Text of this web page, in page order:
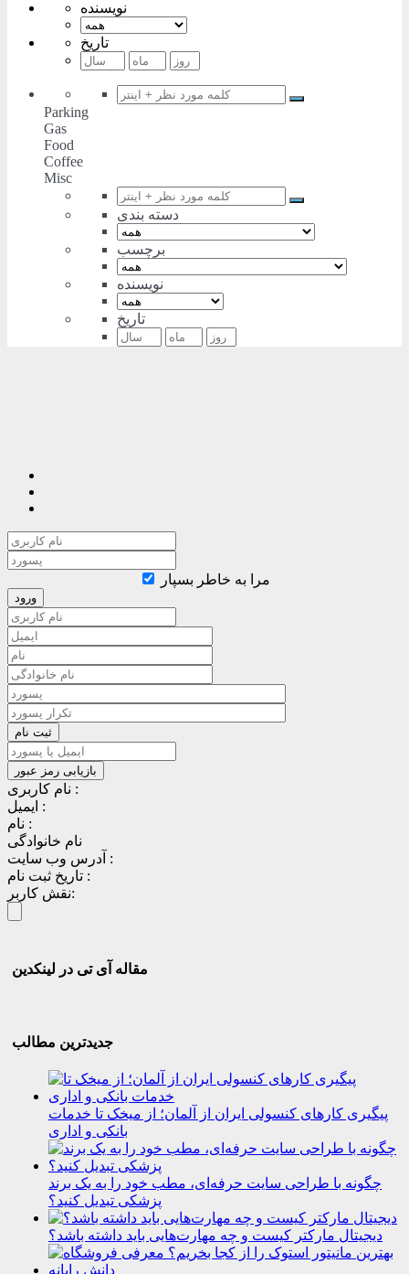
نویسنده
تاریخ
Parking
Gas
Food
Coffee
Misc
دسته بندی
برچسب
نویسنده
تاریخ
مرا به خاطر بسپار
نام کاربری :
ایمیل :
نام :
نام خانوادگی
آدرس وب سایت :
تاریخ ثبت نام :
نقش کاربر:
مقاله آی تی در لینکدین
جدیدترین مطالب
پیگیری کارهای کنسولی ایران از آلمان؛ از میخک تا خدمات
بانکی و اداری
چگونه با طراحی سایت حرفه‌ای، مطب خود را به یک برند
پزشکی تبدیل کنید؟
دیجیتال مارکتر کیست و چه مهارت‌هایی باید داشته باشد؟